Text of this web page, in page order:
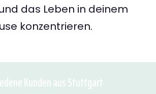
das Leben in deinem
konzentrieren.
Kunden aus Stuttgart